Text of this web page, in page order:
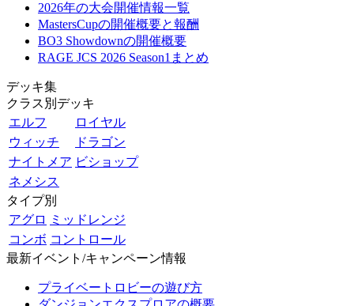
2026年の大会開催情報一覧
MastersCupの開催概要と報酬
BO3 Showdownの開催概要
RAGE JCS 2026 Season1まとめ
デッキ集
クラス別デッキ
エルフ
ロイヤル
ウィッチ
ドラゴン
ナイトメア ビショップ
ネメシス
タイプ別
アグロ
ミッドレンジ
コンボ コントロール
最新イベント/キャンペーン情報
プライベートロビーの遊び方